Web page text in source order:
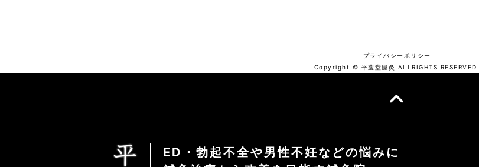
プライバシーポリシー
Copyright © 平癒堂鍼灸 ALLRIGHTS RESERVED.
ED・勃起不全や男性不妊などの悩みに